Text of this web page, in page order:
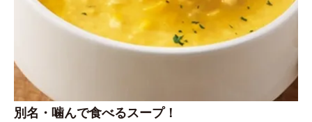
別名・噛んで食べるスープ！